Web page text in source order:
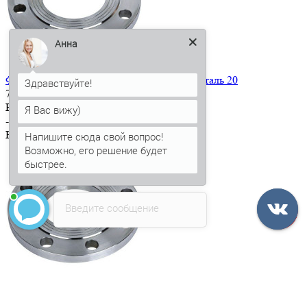
Фланец плоский 1-50-16 ГОСТ 12820-80 сталь 20
77.28 р.
В корзину
-15%
Быстрый просмотр
Введите сообщение
Анна
Здравствуйте!
Я Вас вижу)
Напишите сюда свой вопрос!
Возможно, его решение будет
быстрее.